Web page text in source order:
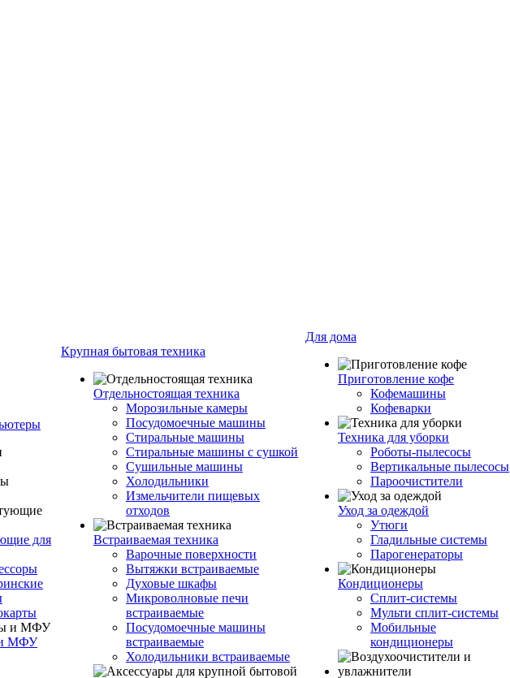
для
МФУ
Крупная бытовая техника
Отдельностоящая техника
Морозильные камеры
Посудомоечные машины
Стиральные машины
Стиральные машины с сушкой
Сушильные машины
Холодильники
Измельчители пищевых
отходов
Встраиваемая техника
Варочные поверхности
Вытяжки встраиваемые
Духовые шкафы
Микроволновые печи
встраиваемые
Посудомоечные машины
встраиваемые
Холодильники встраиваемые
Для дома
Приготовление кофе
Кофемашины
Кофеварки
Техника для уборки
Роботы-пылесосы
Вертикальные пылесосы
Пароочистители
Уход за одеждой
Утюги
Гладильные системы
Парогенераторы
Кондиционеры
Сплит-системы
Мульти сплит-системы
Мобильные
кондиционеры